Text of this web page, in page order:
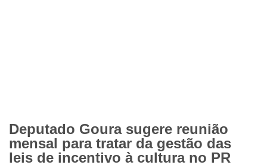
Deputado Goura sugere reunião
mensal para tratar da gestão das
leis de incentivo à cultura no PR